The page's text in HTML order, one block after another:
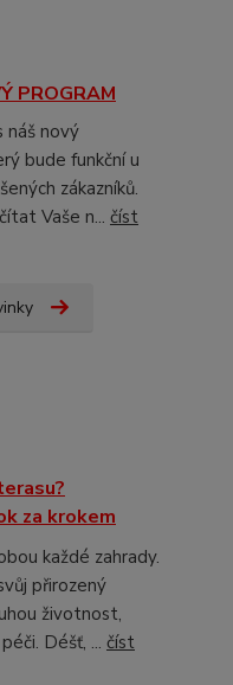
PROGRAM
náš nový
bude funkční u
zákazníků.
Vaše n... číst
za krokem
každé zahrady.
přirozený
životnost,
Déšť, ... číst